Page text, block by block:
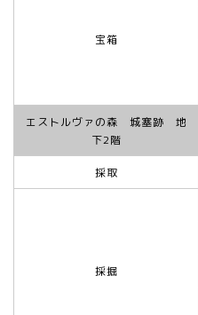
宝箱
エストルヴァの森 城塞跡 地
下2階
採取
採掘